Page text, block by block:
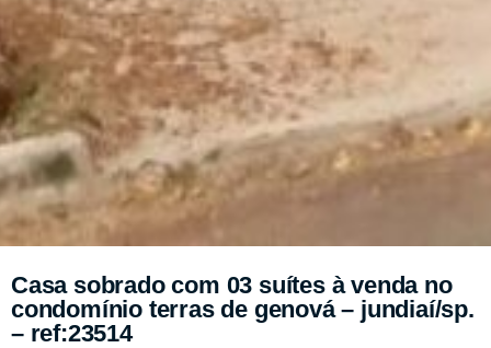
Casa sobrado com 03 suítes à venda no
condomínio terras de genová – jundiaí/sp.
– ref:23514